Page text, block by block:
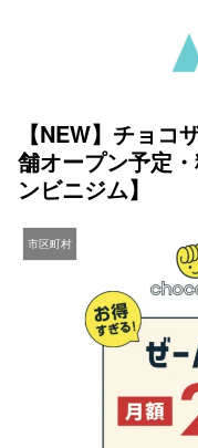
【NEW】チョコ
舗オープン予定
ンビニジム】
市区町村